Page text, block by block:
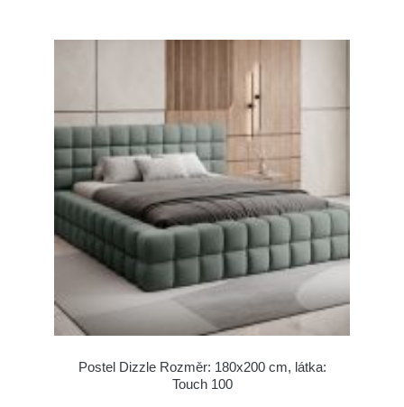
Postel Dizzle Rozměr: 180x200 cm, látka:
Touch 100